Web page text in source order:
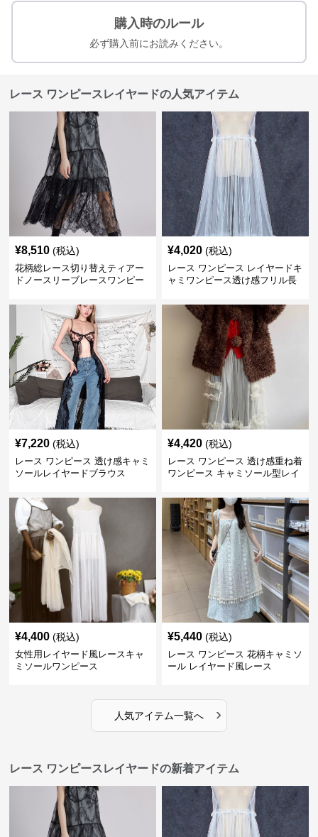
購入時のルール
必ず購入前にお読みください。
レース ワンピースレイヤードの人気アイテム
¥8,510 (税込)
花柄総レース切り替えティアー
ドノースリーブレースワンピー
¥4,020 (税込)
レース ワンピース レイヤードキ
ャミワンピース透け感フリル長
¥7,220 (税込)
レース ワンピース 透け感キャミ
ソールレイヤードブラウス
¥4,420 (税込)
レース ワンピース 透け感重ね着
ワンピース キャミソール型レイ
¥4,400 (税込)
女性用レイヤード風レースキャ
ミソールワンピース
¥5,440 (税込)
レース ワンピース 花柄キャミソ
ール レイヤード風レース
人気アイテム一覧へ ›
レース ワンピースレイヤードの新着アイテム